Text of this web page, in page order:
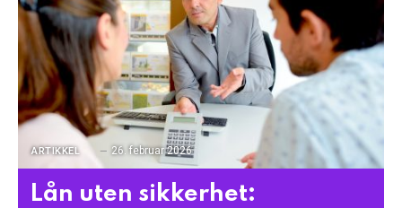
ARTIKKEL 26. februar 2026
Lån uten sikkerhet: